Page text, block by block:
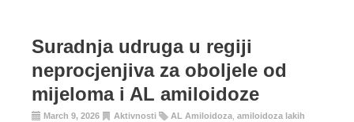
Suradnja udruga u regiji
neprocjenjiva za oboljele od
mijeloma i AL amiloidoze
March 9, 2026 Aktivnosti AL Amiloidoza amiloidoza lakih